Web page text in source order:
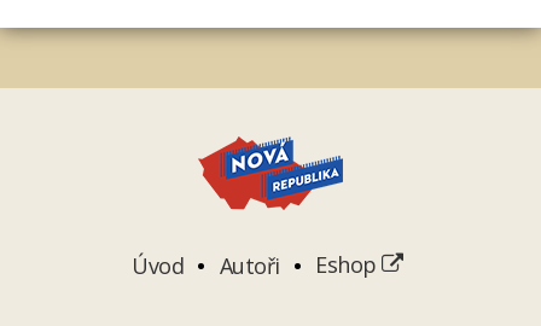
Úvod Autoři Eshop